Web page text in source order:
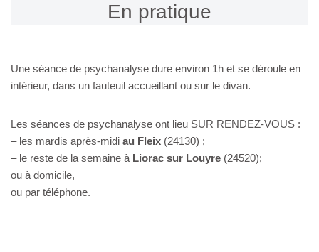
En pratique
Une séance de psychanalyse dure environ 1h et se déroule en
intérieur, dans un fauteuil accueillant ou sur le divan.
Les séances de psychanalyse ont lieu SUR RENDEZ-VOUS :
– les mardis après-midi au Fleix (24130) ;
– le reste de la semaine à Liorac sur Louyre (24520);
ou à domicile,
ou par téléphone.